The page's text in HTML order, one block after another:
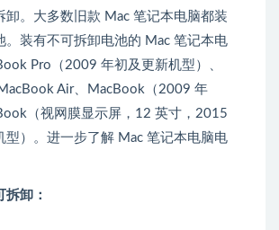
卸。大多数旧款 Mac 笔记本电脑都装
。装有不可拆卸电池的 Mac 笔记本电
Pro（2009 年初及更新机型）、
Air、MacBook（2009 年
（视网膜显示屏，12 英寸，2015
型）。进一步了解 Mac 笔记本电脑电
卸：